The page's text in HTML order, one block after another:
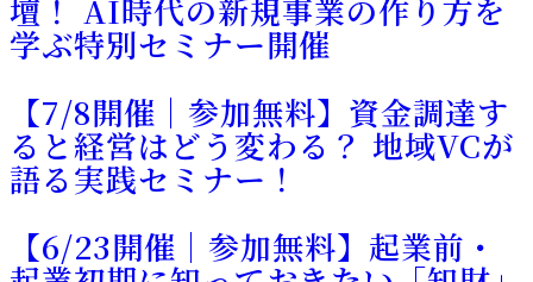
壇！ AI時代の新規事業の作り方を
学ぶ特別セミナー開催
【7/8開催｜参加無料】資金調達す
ると経営はどう変わる？ 地域VCが
語る実践セミナー！
【6/23開催｜参加無料】起業前・